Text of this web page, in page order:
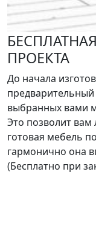
ПРОЕКТА
До начала
выбранных вами
Это позволит вам
готовая мебель
гармонично она
(Бесплатно при